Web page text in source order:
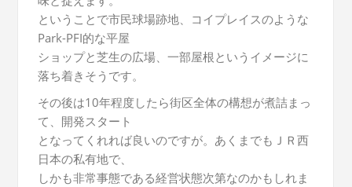
ということで市民球場跡地、コイプレイスのような
Park-PFI的な平屋
ショップと芝生の広場、一部屋根というイメージに
落ち着きそうです。
その後は10年程度したら街区全体の構想が煮詰まっ
て、開発スタート
となってくれれば良いのですが。あくまでもＪＲ西
日本の私有地で、
しかも非常事態である経営状態次第なのかもしれま